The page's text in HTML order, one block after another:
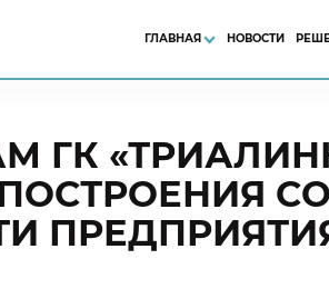
ГЛАВНАЯ НОВОСТИ
ГК